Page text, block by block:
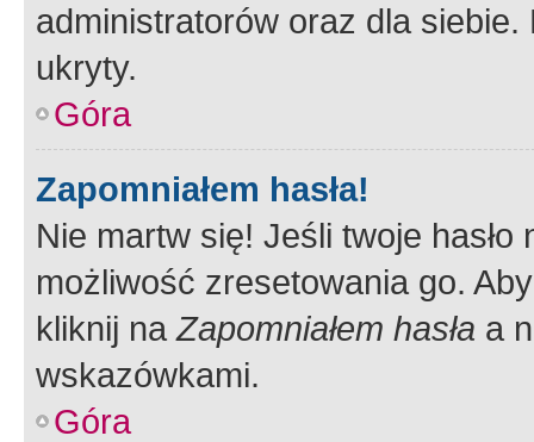
administratorów oraz dla
ukryty.
Góra
Zapomniałem hasła!
Nie martw się! Jeśli twoje
możliwość zresetowania go.
kliknij naZapomniałem hasła a
wskazówkami.
Góra